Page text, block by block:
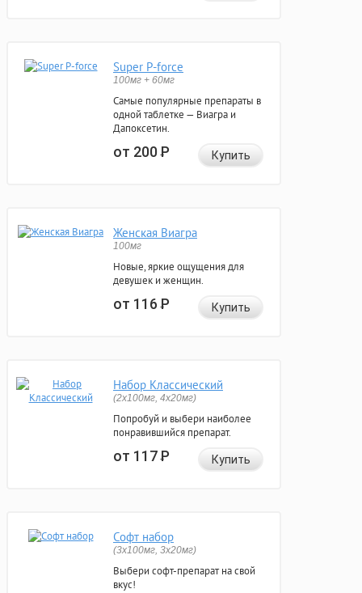
Super P-force
100мг + 60мг
Самые популярные препараты в
одной таблетке — Виагра и
Дапоксетин.
от 200Р Купить
Женская Виагра
100мг
Новые, яркие ощущения для
девушек и женщин.
от 116Р Купить
Набор Классический
(2x100мг, 4x20мг)
Попробуй и выбери наиболее
понравившийся препарат.
от 117Р Купить
Софт набор
(3x100мг, 3x20мг)
Выбери софт-препарат на свой
вкус!